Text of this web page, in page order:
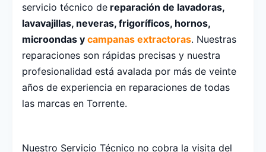
servicio técnico de reparación de lavadoras,
lavavajillas, neveras, frigoríficos, hornos,
microondas y campanas extractoras. Nuestras
reparaciones son rápidas precisas y nuestra
profesionalidad está avalada por más de veinte
años de experiencia en reparaciones de todas
las marcas en Torrente.
Nuestro Servicio Técnico no cobra la visita del